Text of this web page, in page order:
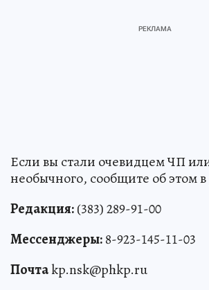
Если вы стали очевидцем ЧП
необычного, сообщите об этом
Редакция:(383) 289-91-00
Мессенджеры:8-923-145-11-03
Почтаkp.nsk@phkp.ru